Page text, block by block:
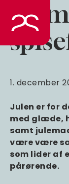
indhold
Jul
1. december
Julen er for
med glæde,
samt
være være
som lider af
pårørende.